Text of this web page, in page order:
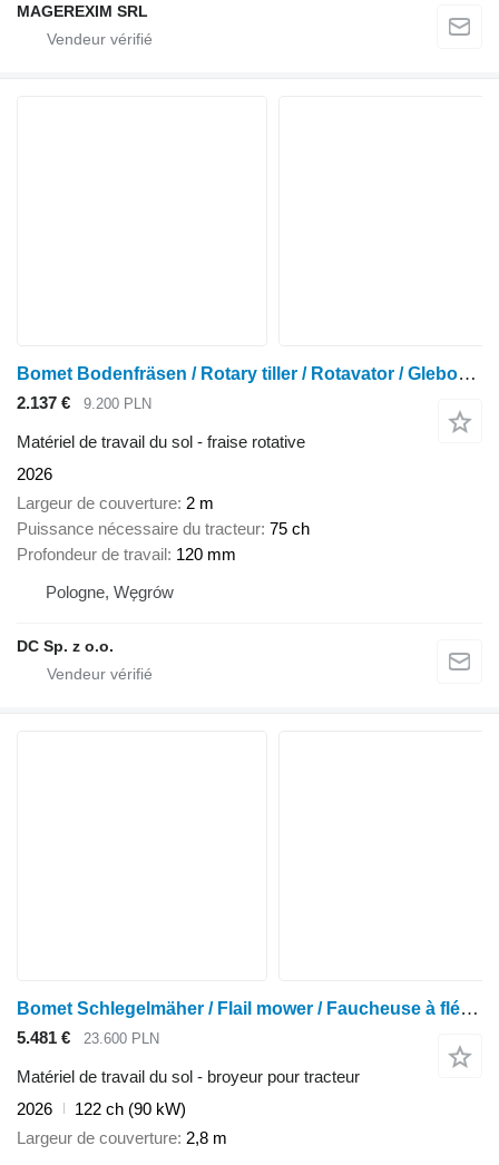
MAGEREXIM SRL
Bomet Bodenfräsen / Rotary tiller / Rotavator / Glebogryzarka 2 m
2.137 € 9.200 PLN
Matériel de travail du sol - fraise rotative
2026
Largeur de couverture 2 m
Puissance nécessaire du tracteur 75 ch
Profondeur de travail
120 mm
Pologne, Węgrów
DC Sp. z o.o.
Bomet Schlegelmäher / Flail mower / Faucheuse à fléaux / Mulcher 2,8 m
5.481 € 23.600 PLN
Matériel de travail du sol - broyeur pour tracteur
2026
122 ch (90 kW)
Largeur de couverture 2,8 m